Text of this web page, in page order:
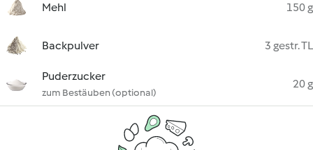
Mehl
150 g
Backpulver 3 gestr. TL
Puderzucker
zum Bestäuben (optional)
20 g